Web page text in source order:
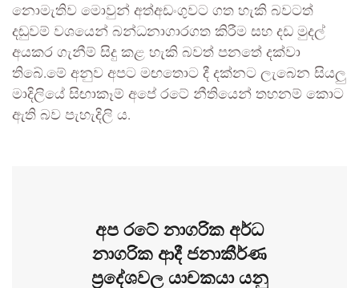
නොමැතිව මොවුන් අත්අඩංගුවට ගත හැකි බවටත්
දඬුවම් වශයෙන් බන්ධනාගාරගත කිරීම සහ දඩ මුදල්
අයකර ගැනීම් සිදු කළ හැකි බවත් පනතේ දක්වා
තිබේ.මේ අනුව අපට මඟතොට දී දක්නට ලැබෙන සියලු
මාදිලියේ සිඟාකෑම් අපේ රටේ නීතියෙන් තහනම් කොට
ඇති බව පැහැදිලි ය.
අප රටේ නාගරික අර්ධ
නාගරික ආදී ජනාකීර්ණ
ප්‍රදේශවල යාචකයා යනු